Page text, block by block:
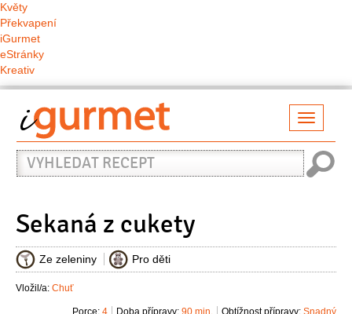
Květy
Překvapení
iGurmet
eStránky
Kreativ
Vyhledat
recept
Sekaná z cukety
Ze zeleniny Pro děti
Vložil/a: Chuť